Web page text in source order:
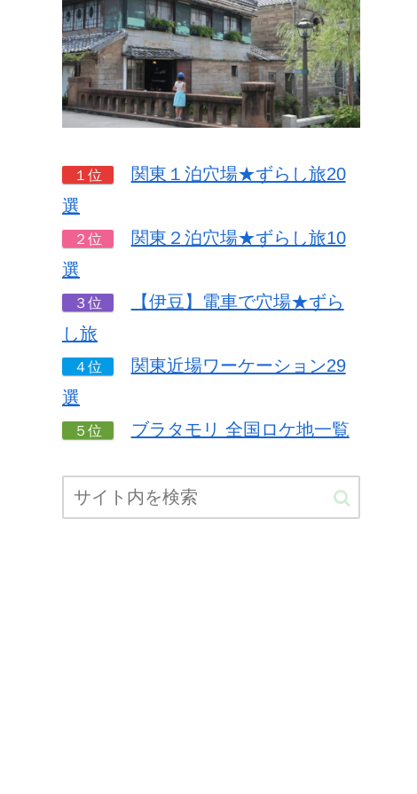
１位
関東１泊穴場★ずらし旅20
選
２位
関東２泊穴場★ずらし旅10
選
３位
【伊豆】電車で穴場★ずら
し旅
４位
関東近場ワーケーション29
選
５位 ブラタモリ 全国ロケ地一覧